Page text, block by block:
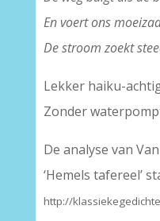
En voert ons
De stroom zoekt
Lekker haiku-
Zonder
De analyse van
‘Hemels tafereel’
http://